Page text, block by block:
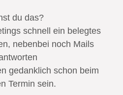
du das?
schnell ein belegtes
nebenbei noch Mails
gedanklich schon beim
Termin sein.